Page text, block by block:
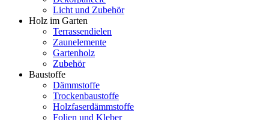
Licht und Zubehör
Holz im Garten
Terrassendielen
Zaunelemente
Gartenholz
Zubehör
Baustoffe
Dämmstoffe
Trockenbaustoffe
Holzfaserdämmstoffe
Folien und Kleber